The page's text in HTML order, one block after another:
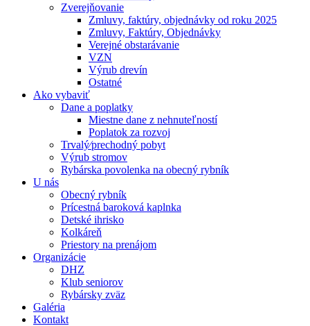
Zverejňovanie
Zmluvy, faktúry, objednávky od roku 2025
Zmluvy, Faktúry, Objednávky
Verejné obstarávanie
VZN
Výrub drevín
Ostatné
Ako vybaviť
Dane a poplatky
Miestne dane z nehnuteľností
Poplatok za rozvoj
Trvalý⁄prechodný pobyt
Výrub stromov
Rybárska povolenka na obecný rybník
U nás
Obecný rybník
Prícestná baroková kaplnka
Detské ihrisko
Kolkáreň
Priestory na prenájom
Organizácie
DHZ
Klub seniorov
Rybársky zväz
Galéria
Kontakt